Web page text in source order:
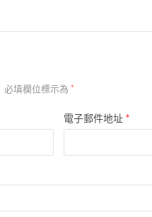
必填欄位標示為 *
電子郵件地址 *